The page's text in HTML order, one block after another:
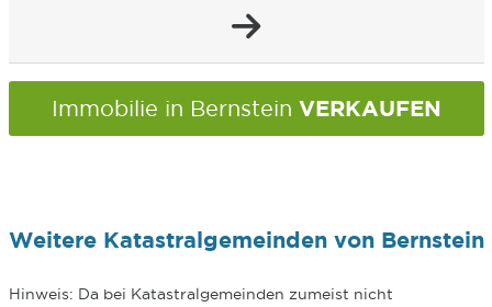
Immobilie in Bernstein VERKAUFEN
Weitere Katastralgemeinden von Bernstein
Hinweis: Da bei Katastralgemeinden zumeist nicht